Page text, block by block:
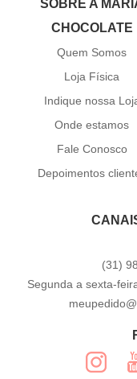
SOBRE A
CHOCOLATE
Quem Somos
Loja Física
Indique nossa
Onde estamos
Fale Conosco
Depoimentos
(31)
Segunda a sexta-